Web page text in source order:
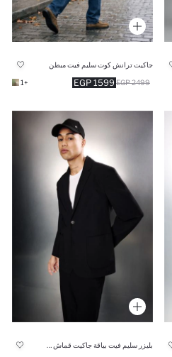
جاكيت ترانش كوت سليم فيت مبطن
1599 EGP 2499 EGP
+1